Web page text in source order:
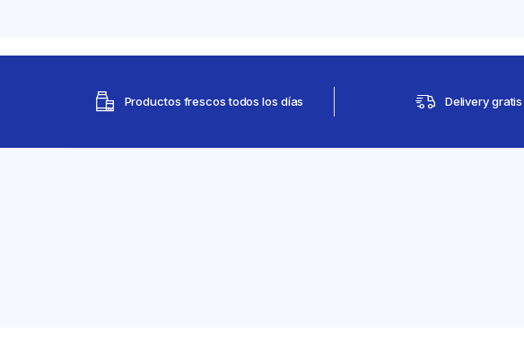
Productos frescos todos los días Delivery gratis